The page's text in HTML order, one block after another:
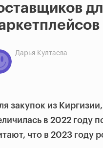
Дарья Култаева
закупок из
в 2022 году
что в 2023 году